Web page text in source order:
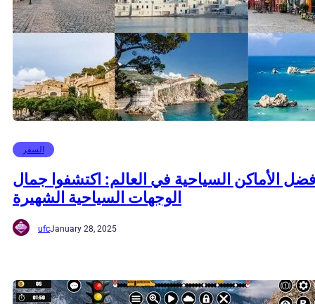
السفر
الأماكن السياحية في العالم: اكتشفوا جمال
الوجهات السياحية الشهيرة
ufcJanuary 28, 2025